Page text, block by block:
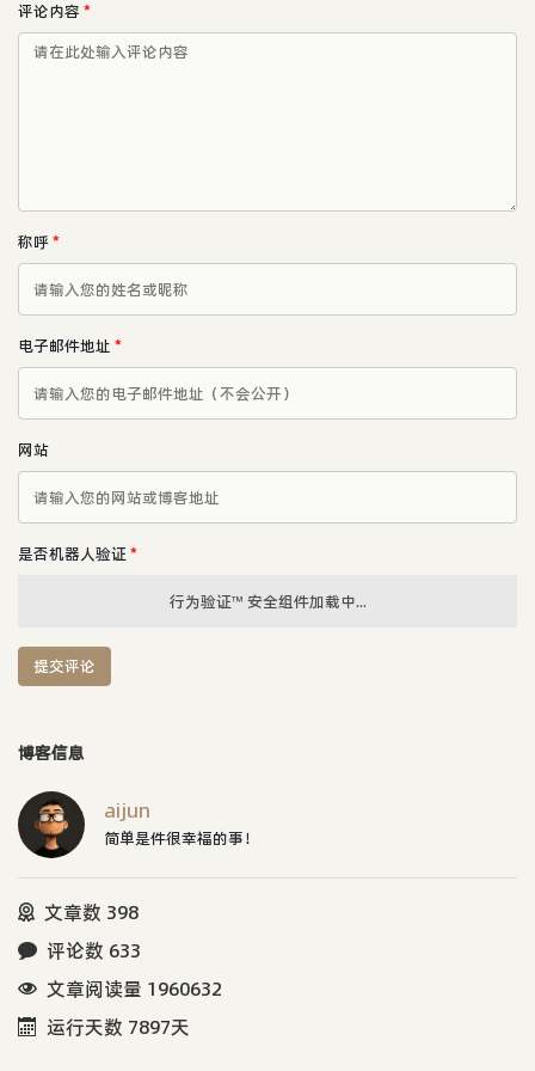
评论内容 *
称呼*
电子邮件地址 *
网站
是否机器人验证 *
行为验证™ 安全组件加载中...
提交评论
博客信息
aijun
简单是件很幸福的事！
文章数 398
评论数 633
文章阅读量 1960632
运行天数 7897天